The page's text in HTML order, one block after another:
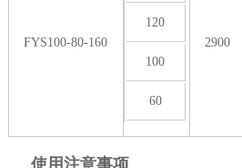
FYS100-80-160
120
100
60
2900